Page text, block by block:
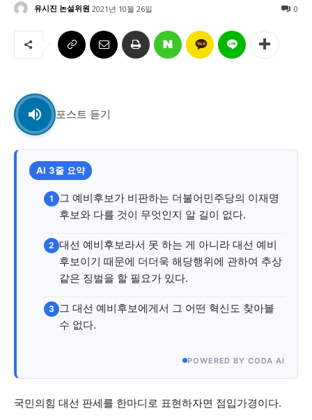
교육일반
교육부
교육청
기획기사
공지사항
유시진 논설위원 0
2021년 10월 26일
포스트 듣기
AI 3줄 요약
1
그 예비후보가 비판하는 더불어민주당의 이재명
후보와 다를 것이 무엇인지 알 길이 없다.
2 대선 예비후보라서 못 하는 게 아니라 대선 예비
후보이기 때문에 더더욱 해당행위에 관하여 추상
같은 징벌을 할 필요가 있다.
3 그 대선 예비후보에게서 그 어떤 혁신도 찾아볼
수 없다.
POWERED BY CODA AI
국민의힘 대선 판세를 한마디로 표현하자면 점입가경이다.